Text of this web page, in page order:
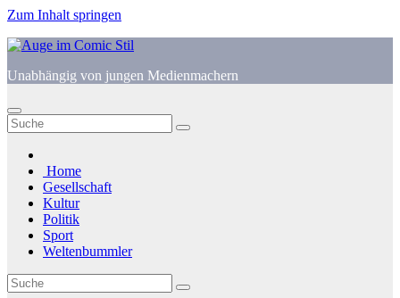
Zum Inhalt springen
Unabhängig von jungen Medienmachern
Home
Gesellschaft
Kultur
Politik
Sport
Weltenbummler